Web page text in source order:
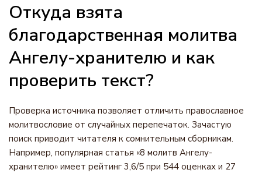
Откуда взята
благодарственная молитва
Ангелу-хранителю и как
проверить текст?
Проверка источника позволяет отличить православное
молитвословие от случайных перепечаток. Зачастую
поиск приводит читателя к сомнительным сборникам.
Например, популярная статья «8 молитв Ангелу-
хранителю» имеет рейтинг 3,6/5 при 544 оценках и 27